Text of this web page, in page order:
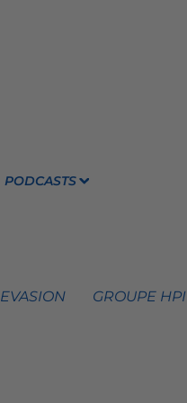
PODCASTS
GROUPE HPI